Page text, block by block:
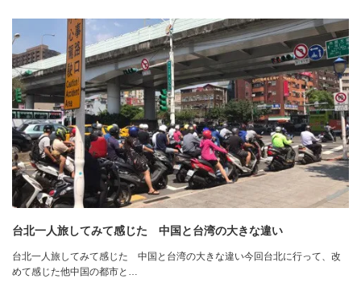
台北一人旅してみて感じた 中国と台湾の大きな違い
台北一人旅してみて感じた 中国と台湾の大きな違い今回台北に行って、改
めて感じた他中国の都市と…